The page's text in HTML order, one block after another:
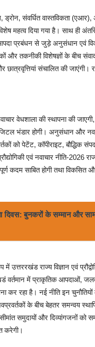
ड्रोन, संवर्धित वास्तविकता
दिया गया है। साथ ही अंतरिक्ष
प्रबंधन से जुड़े अनुसंधान एवं
और तकनीकी विशेषज्ञों के बीच
छात्रवृत्तियां संचालित की
वेधशाला की स्थापना की
भंडार होगी। अनुसंधान और
को पेटेंट, कॉपीराइट, बौद्धिक
एवं नवाचार नीति-2026
कदम साबित होगी तथा विकसित
दिवस: बुनकरों के सम्मान और
उत्तररखंड राज्य विज्ञान एवं
में प्राकृतिक आपदाओं,
रहा है। नई नीति इन चुनौतियों
के बीच बेहतर समन्वय
समुदायों और दिव्यांगजनों को
करेगी।